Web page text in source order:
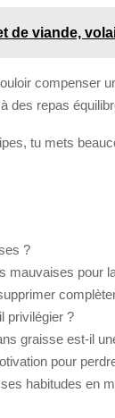
de viande,
compenser
des repas
tu mets
?
mauvaises pour
privilégier ?
graisse est-il
pour
habitudes en